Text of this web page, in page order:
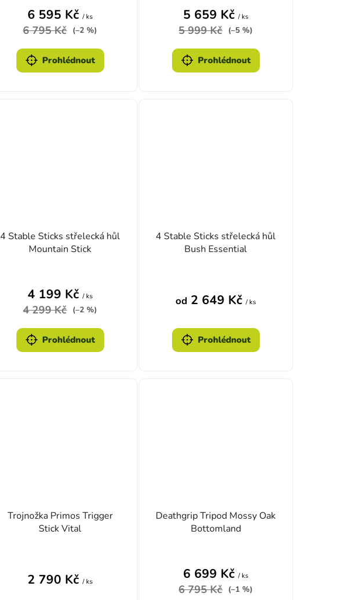
6 595 Kč/ ks
6 795 Kč (–2 %)
Prohlédnout
5 659 Kč/ ks
5 999 Kč (–5 %)
Prohlédnout
4 Stable Sticks střelecká hůl
Mountain Stick
4 199 Kč/ ks
4 299 Kč (–2 %)
Prohlédnout
4 Stable Sticks střelecká hůl
Bush Essential
od 2 649 Kč/ ks
Prohlédnout
Trojnožka Primos Trigger
Stick Vital
2 790 Kč/ ks
Deathgrip Tripod Mossy Oak
Bottomland
6 699 Kč/ ks
6 795 Kč (–1 %)